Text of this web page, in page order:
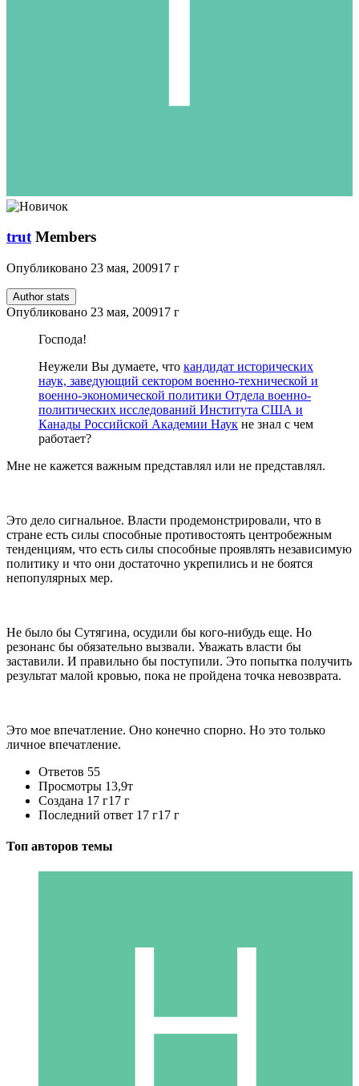
trut Members
Опубликовано 23 мая, 200917 г
Author stats
Опубликовано 23 мая, 200917 г
Господа!
Неужели Вы думаете, что кандидат исторических
наук, заведующий сектором военно-технической и
военно-экономической политики Отдела военно-
политических исследований Института США и
Канады Российской Академии Наук не знал с чем
работает?
Мне не кажется важным представлял или не представлял.
Это дело сигнальное. Власти продемонстрировали, что в
стране есть силы способные противостоять центробежным
тенденциям, что есть силы способные проявлять независимую
политику и что они достаточно укрепились и не боятся
непопулярных мер.
Не было бы Сутягина, осудили бы кого-нибудь еще. Но
резонанс бы обязательно вызвали. Уважать власти бы
заставили. И правильно бы поступили. Это попытка получить
результат малой кровью, пока не пройдена точка невозврата.
Это мое впечатление. Оно конечно спорно. Но это только
личное впечатление.
Ответов 55
Просмотры 13,9т
Создана 17 г17 г
Последний ответ 17 г17 г
Топ авторов темы